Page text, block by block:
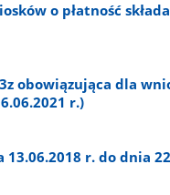
o płatność
obowiązująca dla
r.)
r. do dnia